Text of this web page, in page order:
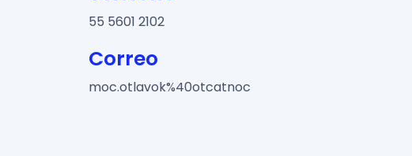
55 5601 2102
Correo
moc.otlavok%40otcatnoc